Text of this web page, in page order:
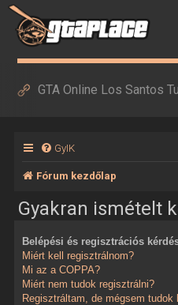
GTA Online Los Santos
GyIK
Fórum kezdőlap
Gyakran ismételt
Belépési és regisztrációs
Miért kell regisztrálnom?
Mi az a COPPA?
Miért nem tudok regisztrálni?
Regisztráltam, de mégsem tudok